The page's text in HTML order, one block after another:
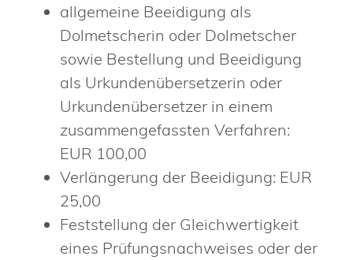
allgemeine Beeidigung als
Dolmetscherin oder Dolmetscher
sowie Bestellung und Beeidigung
als Urkundenübersetzerin oder
Urkundenübersetzer in einem
zusammengefassten Verfahren:
EUR 100,00
Verlängerung der Beeidigung: EUR
25,00
Feststellung der Gleichwertigkeit
eines Prüfungsnachweises oder der